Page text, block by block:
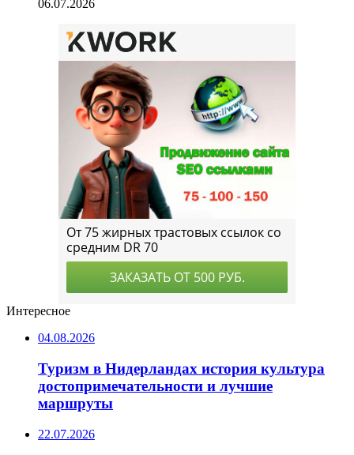
06.07.2026
Интересное
04.08.2026
Туризм в Нидерландах история культура
достопримечательности и лучшие
маршруты
22.07.2026